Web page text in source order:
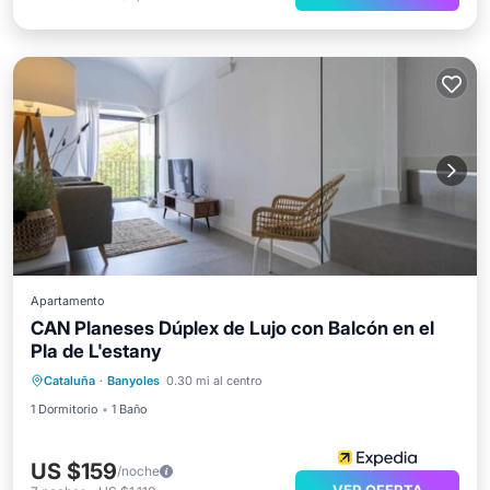
Apartamento
CAN Planeses Dúplex de Lujo con Balcón en el
Pla de L'estany
Cataluña · Banyoles 0.30 mi al centro
1 Dormitorio
1 Baño
US $159/noche